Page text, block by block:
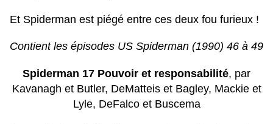
Et Spiderman est piégé entre ces deux fou furieux !
Contient les épisodes US Spiderman (1990) 46 à 49
Spiderman 17 Pouvoir et responsabilité, par
Kavanagh et Butler, DeMatteis et Bagley, Mackie et
Lyle, DeFalco et Buscema